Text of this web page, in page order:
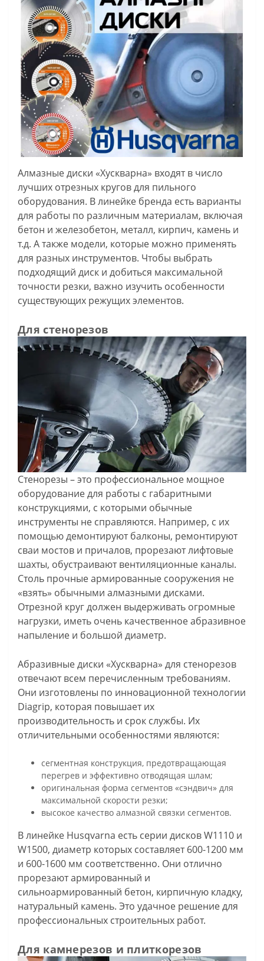
Алмазные диски «Хускварна» входят в число
лучших отрезных кругов для пильного
оборудования. В линейке бренда есть варианты
для работы по различным материалам, включая
бетон и железобетон, металл, кирпич, камень и
т.д. А также модели, которые можно применять
для разных инструментов. Чтобы выбрать
подходящий диск и добиться максимальной
точности резки, важно изучить особенности
существующих режущих элементов.
Для стенорезов
Стенорезы – это профессиональное мощное
оборудование для работы с габаритными
конструкциями, с которыми обычные
инструменты не справляются. Например, с их
помощью демонтируют балконы, ремонтируют
сваи мостов и причалов, прорезают лифтовые
шахты, обустраивают вентиляционные каналы.
Столь прочные армированные сооружения не
«взять» обычными алмазными дисками.
Отрезной круг должен выдерживать огромные
нагрузки, иметь очень качественное абразивное
напыление и большой диаметр.
Абразивные диски «Хускварна» для стенорезов
отвечают всем перечисленным требованиям.
Они изготовлены по инновационной технологии
Diagrip, которая повышает их
производительность и срок службы. Их
отличительными особенностями являются:
сегментная конструкция, предотвращающая
перегрев и эффективно отводящая шлам;
оригинальная форма сегментов «сэндвич» для
максимальной скорости резки;
высокое качество алмазной связки сегментов.
В линейке Husqvarna есть серии дисков W1110 и
W1500, диаметр которых составляет 600-1200 мм
и 600-1600 мм соответственно. Они отлично
прорезают армированный и
сильноармированный бетон, кирпичную кладку,
натуральный камень. Это удачное решение для
профессиональных строительных работ.
Для камнерезов и плиткорезов